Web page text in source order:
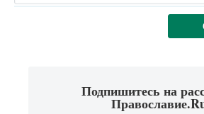
Подпишитесь на